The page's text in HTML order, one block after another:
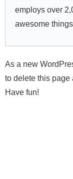
employs over
awesome
As a new
to delete this page
Have fun!